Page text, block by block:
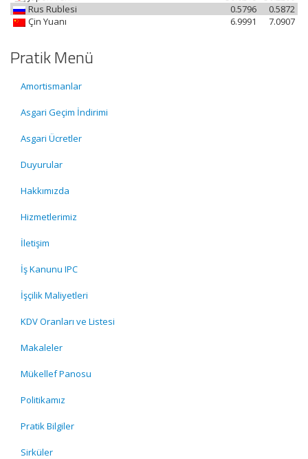
Rus Rublesi
0.5872
0.5796
Çin Yuanı
7.0907
6.9991
Pratik Menü
Amortismanlar
Asgari Geçim İndirimi
Asgari Ücretler
Duyurular
Hakkımızda
Hizmetlerimiz
İletişim
İş Kanunu IPC
İşçilik Maliyetleri
KDV Oranları ve Listesi
Makaleler
Mükellef Panosu
Politikamız
Pratik Bilgiler
Sirküler